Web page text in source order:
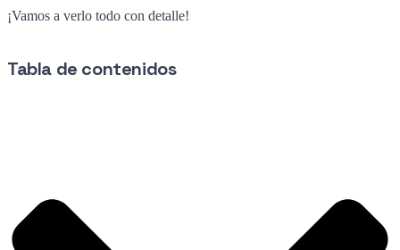
¡Vamos a verlo todo con detalle!
Tabla de contenidos